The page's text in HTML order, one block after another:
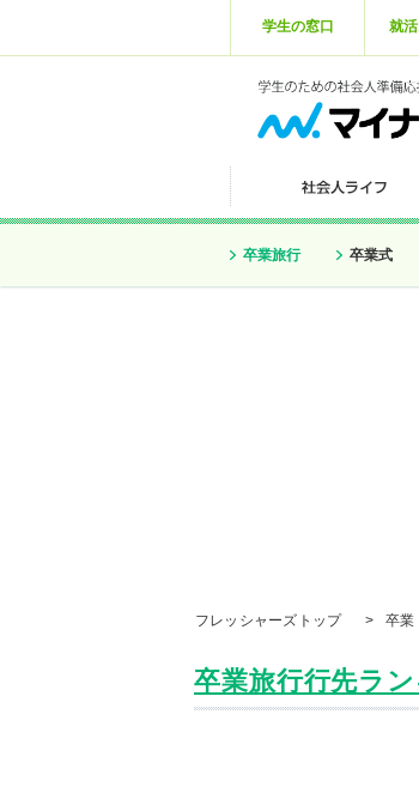
学生の窓口 就
卒業旅行 卒業式
フレッシャーズトップ > 卒業
卒業旅行行先ラ